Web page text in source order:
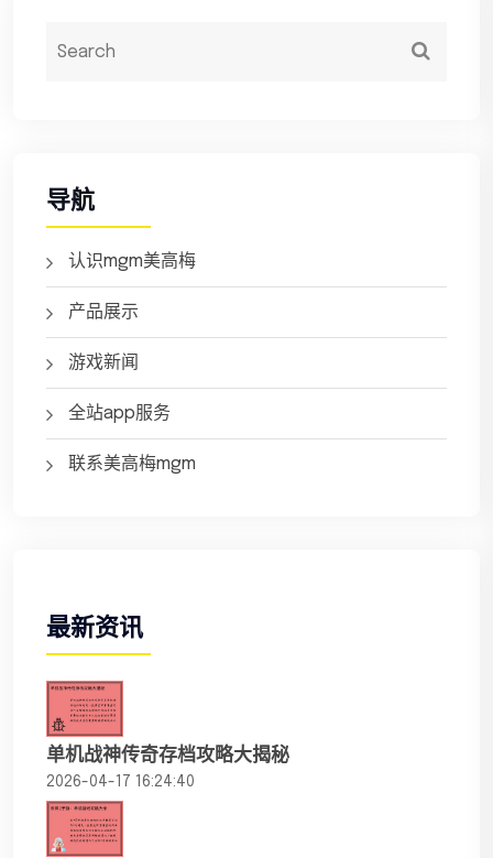
导航
认识mgm美高梅
产品展示
游戏新闻
全站app服务
联系美高梅mgm
最新资讯
单机战神传奇存档攻略大揭秘
2026-04-17 16:24:40